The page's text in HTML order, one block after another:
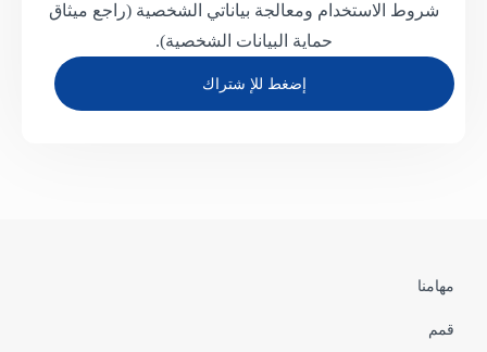
شروط الاستخدام ومعالجة بياناتي الشخصية (راجع ميثاق
حماية البيانات الشخصية).
Pied
de
مهامنا
قمم